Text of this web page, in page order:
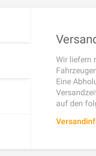
Wir liefern
Eine
auf den